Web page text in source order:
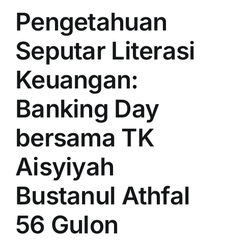
Pengetahuan
Seputar Literasi
Keuangan:
Banking Day
bersama TK
Aisyiyah
Bustanul Athfal
56 Gulon